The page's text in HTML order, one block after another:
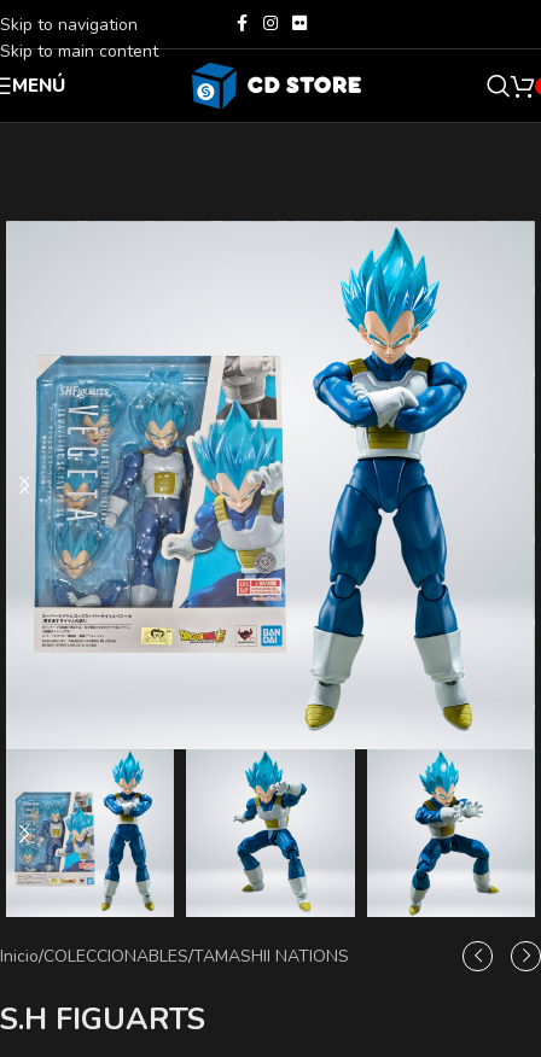
Skip to navigation
Skip to main content
MENÚ
Inicio/COLECCIONABLES/TAMASHII NATIONS
S.H FIGUARTS